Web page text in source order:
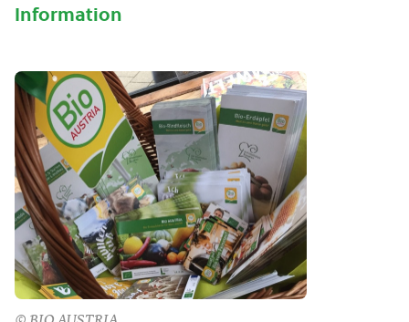
Information